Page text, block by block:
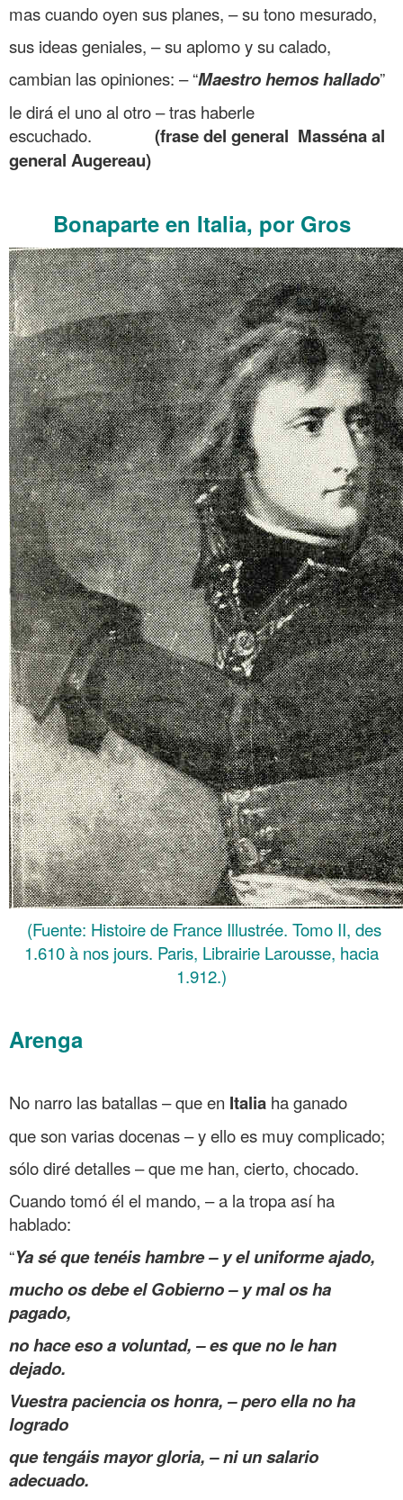
mas cuando oyen sus planes, – su tono mesurado,
sus ideas geniales, – su aplomo y su calado,
cambian las opiniones: – “Maestrohemos hallado”
le dirá el uno al otro – tras haberle
escuchado. (frase del general Masséna al
general Augereau)
Bonaparte en Italia, por Gros
(Fuente: Histoire de France Illustrée. Tomo II, des
1.610 à nos jours. Paris, Librairie Larousse, hacia
1.912.)
Arenga
No narro las batallas – que en Italia ha ganado
que son varias docenas – y ello es muy complicado;
sólo diré detalles – que me han, cierto, chocado.
Cuando tomó él el mando, – a la tropa así ha
hablado:
“Ya sé que tenéis hambre – y el uniforme ajado,
mucho os debe el Gobierno – y mal os ha
pagado,
no hace eso a voluntad, – es que no le han
dejado.
Vuestra paciencia os honra, – pero ella no ha
logrado
que tengáis mayor gloria, – ni un salario
adecuado.